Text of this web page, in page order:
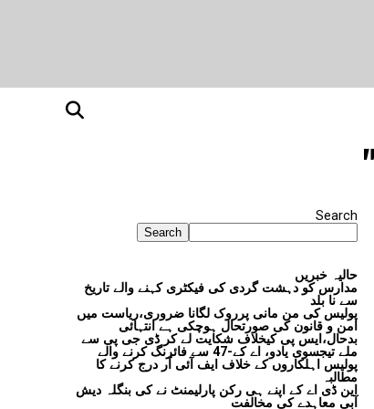
Search
Search
حالیہ خبریں
مدارس کو دہشت گردی کی فیکٹری کہنے والے تاریخ
سے نا بلد
پولیس کی من مانی پرروک لگانا ضروری،ریاست میں
امن و قانون کی صورتحال ہوچکی ہے انتہائی
بدحال،ایس پی کیخلاف شکایت لے کر ڈی جی پی سے
ملے تیجسوی یادو، اے کے-47 سے فائرنگ کرنے والے
پولیس اہلکاروں کے خلاف ایف آئی آر درج کرنے کا
مطالبہ
این ڈی اے کے اپنے ہی رکن پارلیمنٹ نے کی بنگلہ دیش
آبی معاہدے کی مخالفت